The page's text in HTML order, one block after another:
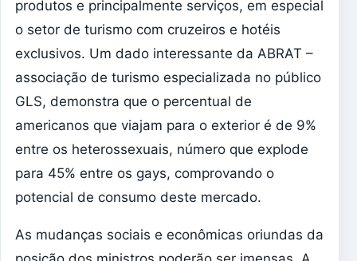
produtos e principalmente serviços, em especial
o setor de turismo com cruzeiros e hotéis
exclusivos. Um dado interessante da ABRAT –
associação de turismo especializada no público
GLS, demonstra que o percentual de
americanos que viajam para o exterior é de 9%
entre os heterossexuais, número que explode
para 45% entre os gays, comprovando o
potencial de consumo deste mercado.
As mudanças sociais e econômicas oriundas da